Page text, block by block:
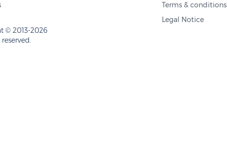
© 2013-2026
Terms & conditions
Legal Notice